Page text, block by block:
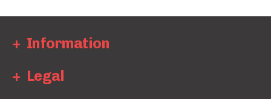
Information
Legal